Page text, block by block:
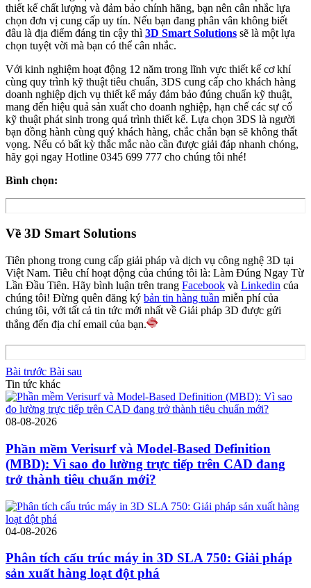
thiết kế chất lượng và đảm bảo chính hãng, bạn nên cân nhắc lựa
chọn đơn vị cung cấp uy tín. Nếu bạn đang phân vân không biết
đâu là địa điểm đáng tin cậy thì 3D Smart Solutions sẽ là một lựa
chọn tuyệt vời mà bạn có thể cân nhắc.
Với kinh nghiệm hoạt động 12 năm trong lĩnh vực thiết kế cơ khí
cùng quy trình kỹ thuật tiêu chuẩn, 3DS cung cấp cho khách hàng
doanh nghiệp dịch vụ thiết kế máy đảm bảo đúng chuẩn kỹ thuật,
mang đến hiệu quả sản xuất cho doanh nghiệp, hạn chế các sự cố
kỹ thuật phát sinh trong quá trình thiết kế. Lựa chọn 3DS là người
bạn đồng hành cùng quý khách hàng, chắc chắn bạn sẽ không thất
vọng. Nếu có bất kỳ thắc mắc nào cần được giải đáp nhanh chóng,
hãy gọi ngay Hotline 0345 699 777 cho chúng tôi nhé!
Bình chọn:
Về 3D Smart Solutions
Tiên phong trong cung cấp giải pháp và dịch vụ công nghệ 3D tại
Việt Nam. Tiêu chí hoạt động của chúng tôi là: Làm Đúng Ngay Từ
Lần Đầu Tiên. Hãy bình luận trên trang Facebook và Linkedin của
chúng tôi! Đừng quên đăng ký bản tin hàng tuần miễn phí của
chúng tôi, với tất cả tin tức mới nhất về Giải pháp 3D được gửi
thẳng đến địa chỉ email của bạn.
Bài trước Bài sau
Tin tức khác
08-08-2026
Phần mềm Verisurf và Model-Based Definition
(MBD): Vì sao đo lường trực tiếp trên CAD đang
trở thành tiêu chuẩn mới?
04-08-2026
Phân tích cấu trúc máy in 3D SLA 750: Giải pháp
sản xuất hàng loạt đột phá